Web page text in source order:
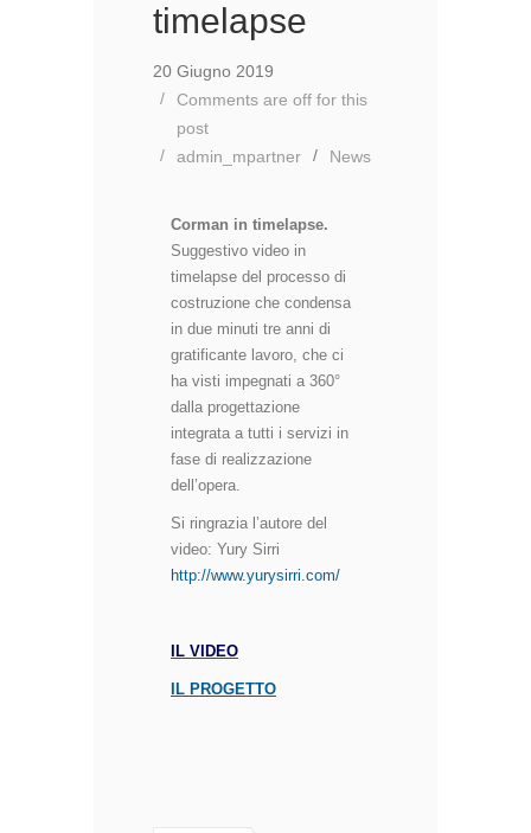
timelapse
20 Giugno 2019
Comments are off for this
post
admin_mpartner
News
Corman in timelapse.
Suggestivo video in
timelapse del processo di
costruzione che condensa
in due minuti tre anni di
gratificante lavoro, che ci
ha visti impegnati a 360°
dalla progettazione
integrata a tutti i servizi in
fase di realizzazione
dell’opera.
Si ringrazia l’autore del
video: Yury Sirri
http://www.yurysirri.com/
IL VIDEO
IL PROGETTO